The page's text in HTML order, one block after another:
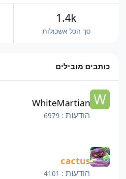
סך הכל אשכולות
1.4k
כותבים מובילים
WhiteMartian
הודעות : 6979
cactus
הודעות : 4101